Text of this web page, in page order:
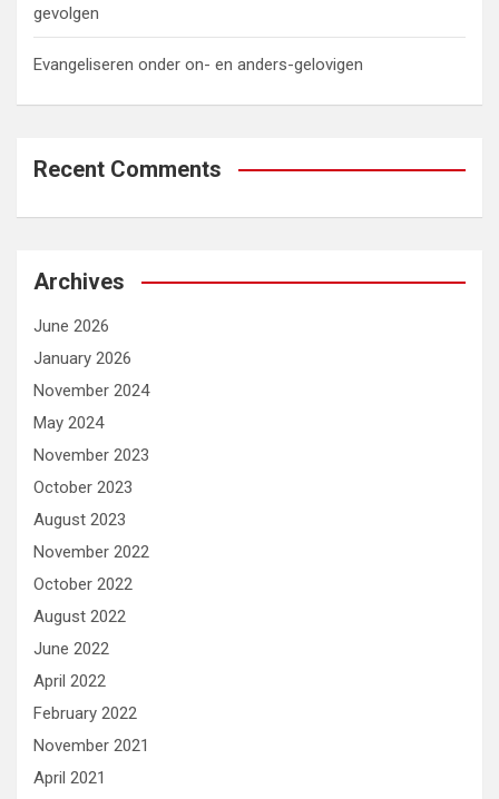
gevolgen
Evangeliseren onder on- en anders-gelovigen
Recent Comments
Archives
June 2026
January 2026
November 2024
May 2024
November 2023
October 2023
August 2023
November 2022
October 2022
August 2022
June 2022
April 2022
February 2022
November 2021
April 2021